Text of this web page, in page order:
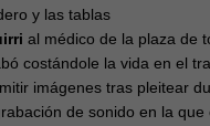
y las tablas
al médico de la plaza de
costándole la vida en el
imágenes tras pleitear
de sonido en la